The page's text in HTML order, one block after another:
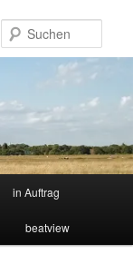
in Auftrag
beatview